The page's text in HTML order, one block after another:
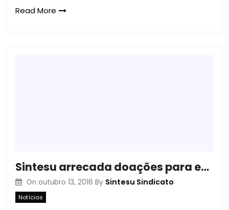
Read More
Sintesu arrecada doações para estudantes que ocupam as escolas de Guarapuava
On outubro 13, 2016 By Sintesu Sindicato
Notícias